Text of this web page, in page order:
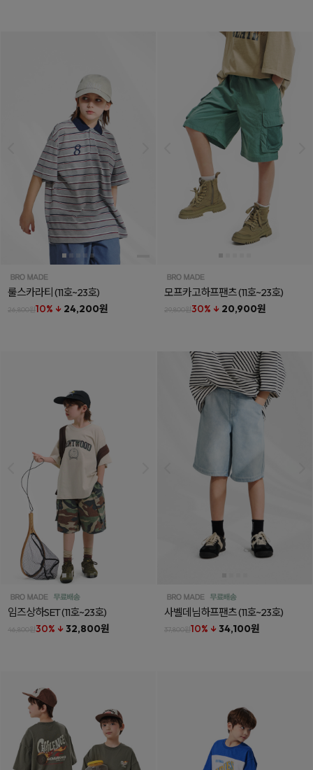
룰스카라티(11호~23호)
26,800원10% ↓ 24,200원
모프카고하프팬츠(11호~23호)
29,800원30% ↓ 20,900원
임즈상하SET(11호~23호)
46,800원30% ↓ 32,800원
사벨데님하프팬츠(11호~23호)
37,800원10% ↓ 34,100원